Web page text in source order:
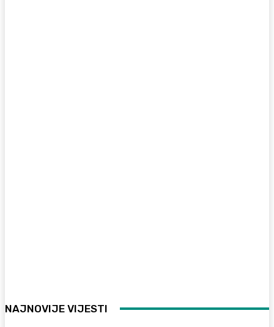
NAJNOVIJE VIJESTI